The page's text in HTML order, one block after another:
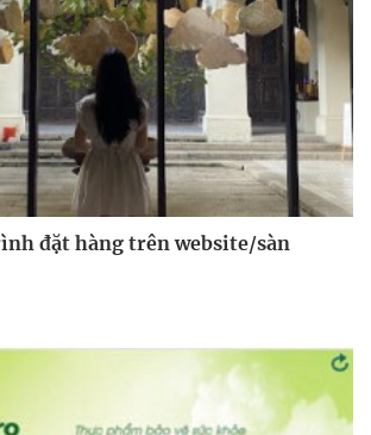
đặt hàng trên website/sàn